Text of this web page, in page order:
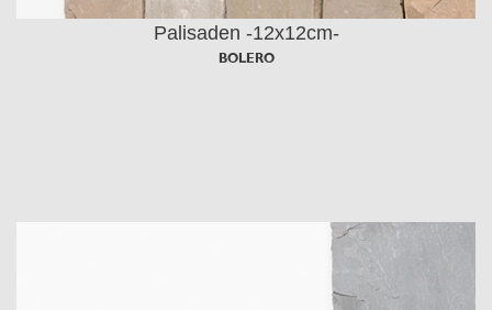
Palisaden -12x12cm-
BOLERO